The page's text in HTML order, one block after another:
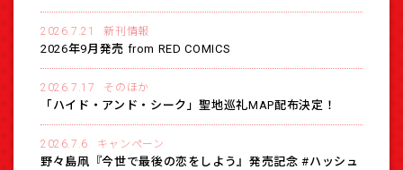
2026.7.21 新刊情報
2026年9月発売 from RED COMICS
2026.7.17 そのほか
「ハイド・アンド・シーク」聖地巡礼MAP配布決定！
2026.7.6 キャンペーン
野々島凧『今世で最後の恋をしよう』発売記念 #ハッシュ